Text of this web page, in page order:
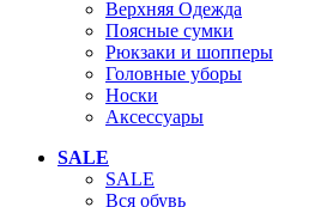
Верхняя Одежда
Поясные сумки
Рюкзаки и шопперы
Головные уборы
Носки
Аксессуары
SALE
SALE
Вся обувь